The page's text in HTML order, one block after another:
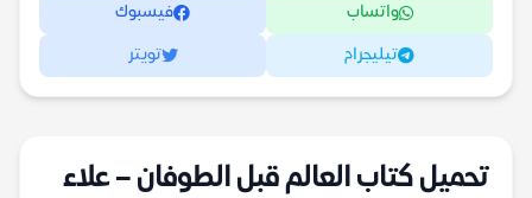
واتساب فيسبوك
تيليجرام تويتر
تحميل كتاب العالم قبل الطوفان – علاء